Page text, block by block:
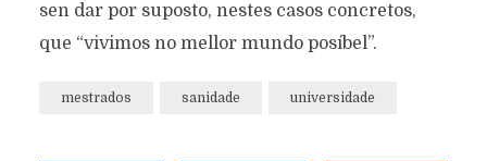
sen dar por suposto, nestes casos concretos,
que “vivimos no mellor mundo posíbel”.
mestrados sanidade universidade